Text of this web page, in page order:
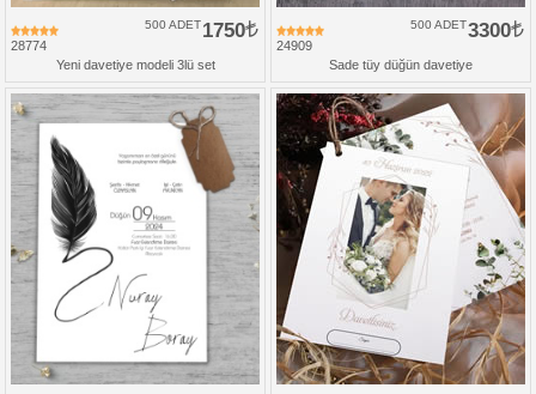
28774
1750
500 ADET
Yeni davetiye modeli 3lü set
24909
3300
500 ADET
Sade tüy düğün davetiye